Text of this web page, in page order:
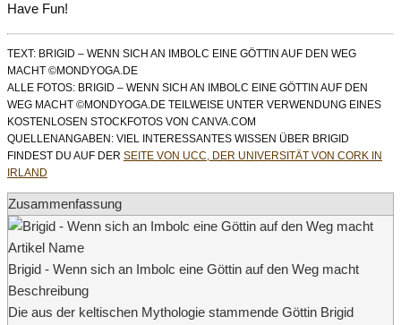
Have Fun!
TEXT: BRIGID – WENN SICH AN IMBOLC EINE GÖTTIN AUF DEN WEG
MACHT ©MONDYOGA.DE
ALLE FOTOS: BRIGID – WENN SICH AN IMBOLC EINE GÖTTIN AUF DEN
WEG MACHT ©MONDYOGA.DE TEILWEISE UNTER VERWENDUNG EINES
KOSTENLOSEN STOCKFOTOS VON CANVA.COM
QUELLENANGABEN: VIEL INTERESSANTES WISSEN ÜBER BRIGID
FINDEST DU AUF DER SEITE VON UCC, DER UNIVERSITÄT VON CORK IN
IRLAND
Zusammenfassung
Artikel Name
Brigid - Wenn sich an Imbolc eine Göttin auf den Weg macht
Beschreibung
Die aus der keltischen Mythologie stammende Göttin Brigid